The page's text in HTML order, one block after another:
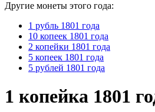
Другие монеты этого года:
1 рубль 1801 года
10 копеек 1801 года
2 копейки 1801 года
5 копеек 1801 года
5 рублей 1801 года
1 копейка 1801